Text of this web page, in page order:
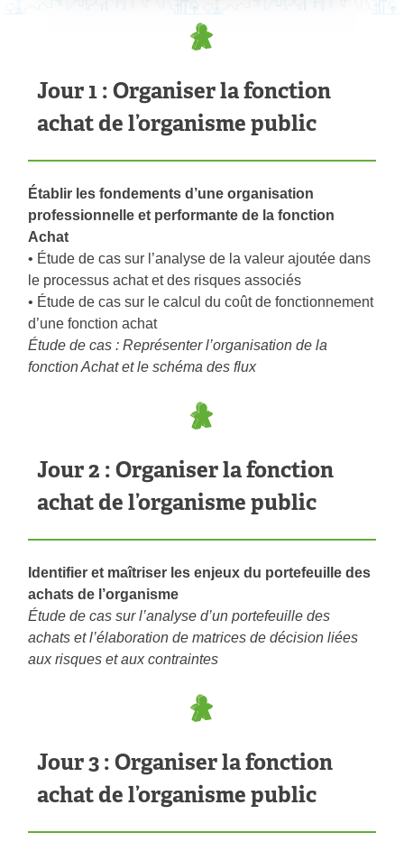
Jour 1 : Organiser la fonction
achat de l’organisme public
Établir les fondements d’une organisation
professionnelle et performante de la fonction
Achat
• Étude de cas sur l’analyse de la valeur ajoutée dans
le processus achat et des risques associés
• Étude de cas sur le calcul du coût de fonctionnement
d’une fonction achat
Étude de cas : Représenter l’organisation de la
fonction Achat et le schéma des flux
Jour 2 : Organiser la fonction
achat de l’organisme public
Identifier et maîtriser les enjeux du portefeuille des
achats de l’organisme
Étude de cas sur l’analyse d’un portefeuille des
achats et l’élaboration de matrices de décision liées
aux risques et aux contraintes
Jour 3 : Organiser la fonction
achat de l’organisme public